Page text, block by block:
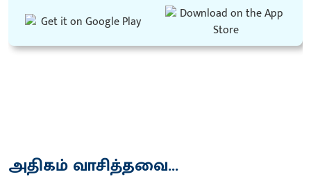
அதிகம் வாசித்தவை...